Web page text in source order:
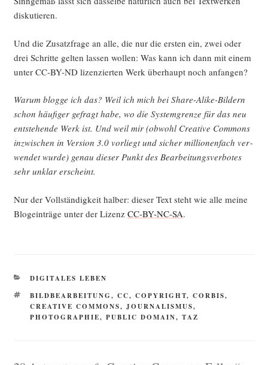
diskutieren.
Und die Zusatz­fra­ge an alle, die nur die ers­ten ein, zwei oder
drei Schrit­te gel­ten las­sen wol­len: Was kann ich dann mit einem
unter CC-BY-ND lizen­zier­ten Werk über­haupt noch anfangen?
War­um blog­ge ich das? Weil ich mich bei Share-Ali­ke-Bil­dern
schon häu­fi­ger gefragt habe, wo die Sys­tem­gren­ze für das neu
ent­ste­hen­de Werk ist. Und weil mir (obwohl Crea­ti­ve Com­mons
inzwi­schen in Ver­si­on 3.0 vor­liegt und sicher mil­lio­nen­fach ver­
wen­det wur­de) genau die­ser Punkt des Bear­bei­tungs­ver­bo­tes
sehr unklar erscheint.
Nur der Voll­stän­dig­keit hal­ber: die­ser Text steht wie alle mei­ne
Blog­ein­trä­ge unter der Lizenz CC-BY-NC-SA.
KATEGORIEN
DIGITALES LEBEN
SCHLAGWÖRTER
BILDBEARBEITUNG, CC, COPYRIGHT, CORBIS,
CREATIVE COMMONS, JOURNALISMUS,
PHOTOGRAPHIE, PUBLIC DOMAIN, TAZ